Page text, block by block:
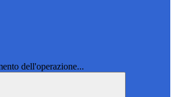
dell'operazione...